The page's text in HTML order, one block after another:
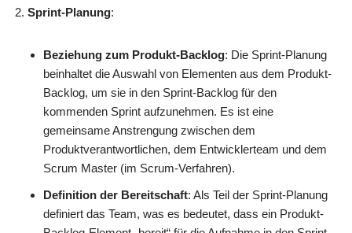
Sprint-Planung:
Beziehung zum Produkt-Backlog: Die Sprint-Planung
beinhaltet die Auswahl von Elementen aus dem Produkt-
Backlog, um sie in den Sprint-Backlog für den
kommenden Sprint aufzunehmen. Es ist eine
gemeinsame Anstrengung zwischen dem
Produktverantwortlichen, dem Entwicklerteam und dem
Scrum Master (im Scrum-Verfahren).
Definition der Bereitschaft: Als Teil der Sprint-Planung
definiert das Team, was es bedeutet, dass ein Produkt-